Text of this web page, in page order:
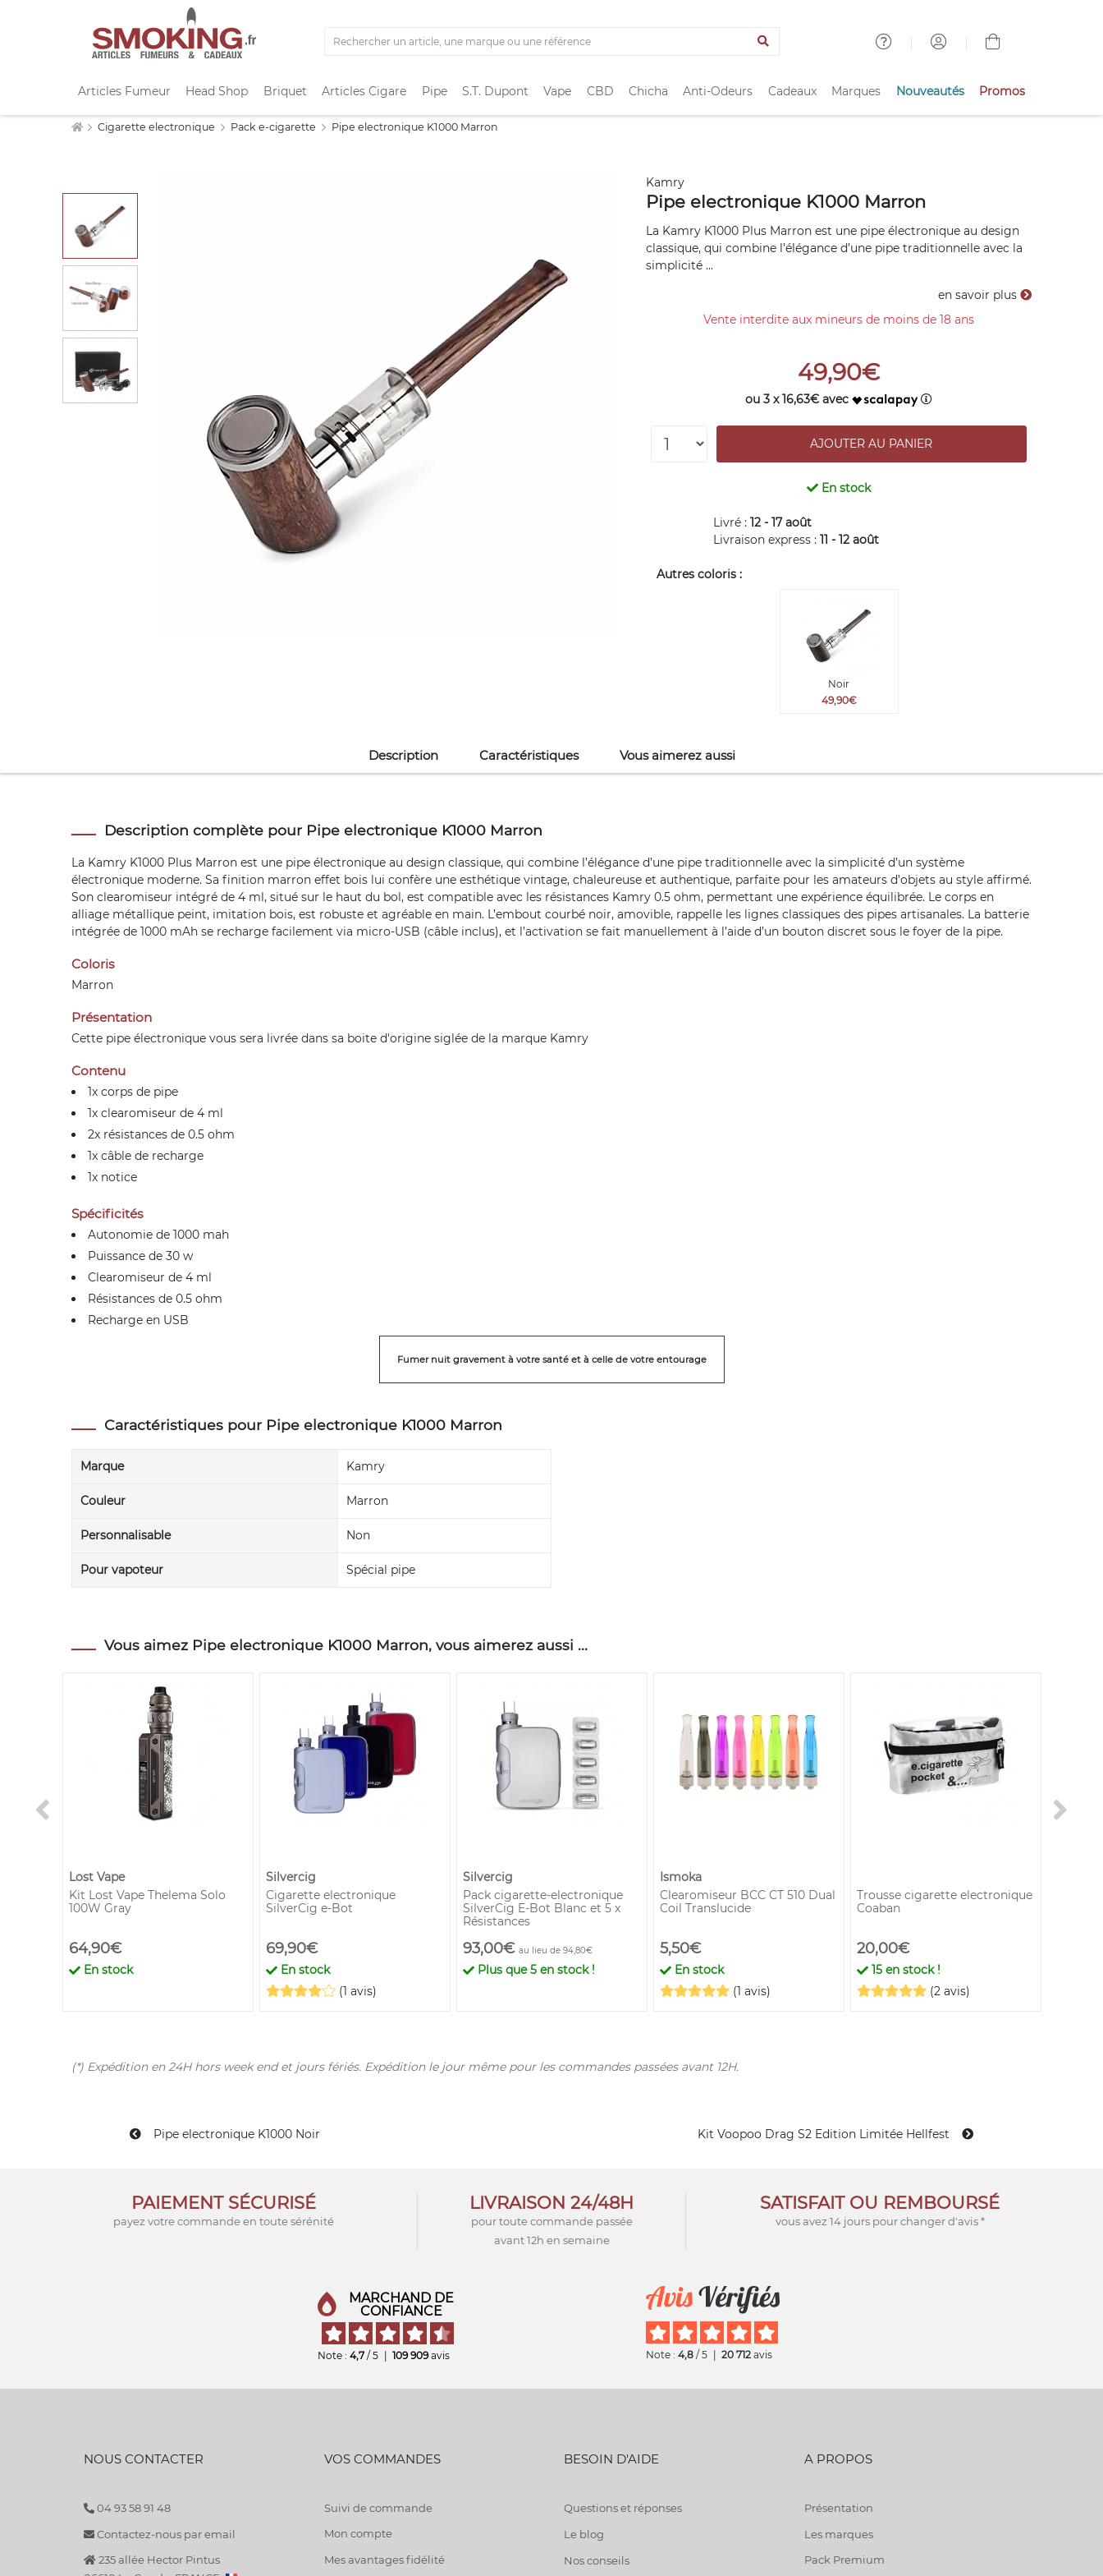
Articles Fumeur Head Shop Briquet Articles Cigare Pipe S.T. Dupont Vape CBD Chicha Anti-Odeurs Cadeaux Marques Nouveautés Promos
Cigarette electronique Pack e-cigarette Pipe electronique K1000 Marron
Kamry
Pipe electronique K1000 Marron
La Kamry K1000 Plus Marron est une pipe électronique au design
classique, qui combine l’élégance d’une pipe traditionnelle avec la
simplicité ...
en savoir plus
Vente interdite aux mineurs de moins de 18 ans
49,90€
ou 3 x 16,63€ avec
En stock
Livré :12 - 17 août
Livraison express :11 - 12 août
Autres coloris :
Noir
49,90€
Description Caractéristiques Vous aimerez aussi
Description complète pour Pipe electronique K1000 Marron
La Kamry K1000 Plus Marron est une pipe électronique au design classique, qui combine l’élégance d’une pipe traditionnelle avec la simplicité d’un système
électronique moderne. Sa finition marron effet bois lui confère une esthétique vintage, chaleureuse et authentique, parfaite pour les amateurs d’objets au style affirmé.
Son clearomiseur intégré de 4 ml, situé sur le haut du bol, est compatible avec les résistances Kamry 0.5 ohm, permettant une expérience équilibrée. Le corps en
alliage métallique peint, imitation bois, est robuste et agréable en main. L’embout courbé noir, amovible, rappelle les lignes classiques des pipes artisanales. La batterie
intégrée de 1000 mAh se recharge facilement via micro-USB (câble inclus), et l’activation se fait manuellement à l’aide d’un bouton discret sous le foyer de la pipe.
Coloris
Marron
Présentation
Cette pipe électronique vous sera livrée dans sa boite d'origine siglée de la marque Kamry
Contenu
1x corps de pipe
1x clearomiseur de 4 ml
2x résistances de 0.5 ohm
1x câble de recharge
1x notice
Spécificités
Autonomie de 1000 mah
Puissance de 30 w
Clearomiseur de 4 ml
Résistances de 0.5 ohm
Recharge en USB
Fumer nuit gravement à votre santé et à celle de votre entourage
Caractéristiques pour Pipe electronique K1000 Marron
Marque Kamry
Couleur Marron
Personnalisable Non
Pour vapoteur Spécial pipe
Vous aimez Pipe electronique K1000 Marron, vous aimerez aussi ...
Lost Vape
Kit Lost Vape Thelema Solo
100W Gray
64,90€
En stock
Silvercig
Cigarette electronique
SilverCig e-Bot
69,90€
En stock
(1 avis)
Silvercig
Pack cigarette-electronique
SilverCig E-Bot Blanc et 5 x
Résistances
93,00€ au lieu de 94,80€
Plus que5en stock !
Ismoka
Clearomiseur BCC CT 510 Dual
Coil Translucide
5,50€
En stock
(1 avis)
Trousse cigarette electronique
Coaban
20,00€
15en stock !
(2 avis)
(*) Expédition en 24H hors week end et jours fériés. Expédition le jour même pour les commandes passées avant 12H.
Pipe electronique K1000 Noir Kit Voopoo Drag S2 Edition Limitée Hellfest
PAIEMENT SÉCURISÉ
payez votre commande en toute sérénité
LIVRAISON 24/48H
pour toute commande passée
avant 12h en semaine
SATISFAIT OU REMBOURSÉ
vous avez 14 jours pour changer d'avis *
MARCHAND DE
CONFIANCE
Note : 4,7 / 5 109 909avis Note : 4,8 / 5 20 712 avis
NOUS CONTACTER
04 93 58 91 48
Contactez-nous par email
235 allée Hector Pintus
VOS COMMANDES
Suivi de commande
Mon compte
Mes avantages fidélité
BESOIN D'AIDE
Questions et réponses
Le blog
Nos conseils
A PROPOS
Présentation
Les marques
Pack Premium